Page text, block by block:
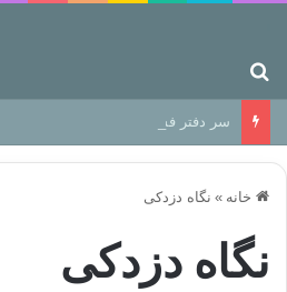
سر دفتر فساد در زمین‌، دوری
خانه » نگاه دزدکی
نگاه دزدکی